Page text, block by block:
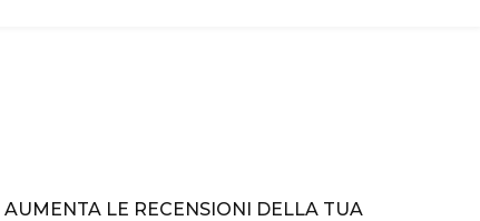
AUMENTA LE RECENSIONI DELLA TUA